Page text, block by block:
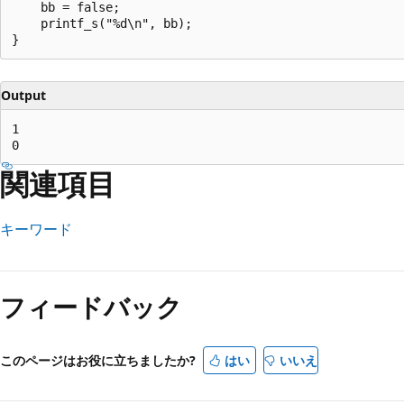
    bb = false;
    printf_s("%d\n", bb);
Output
1
関連項目
キーワード
み
取
モ
フィードバック
このページはお役に立ちましたか? はい いいえ